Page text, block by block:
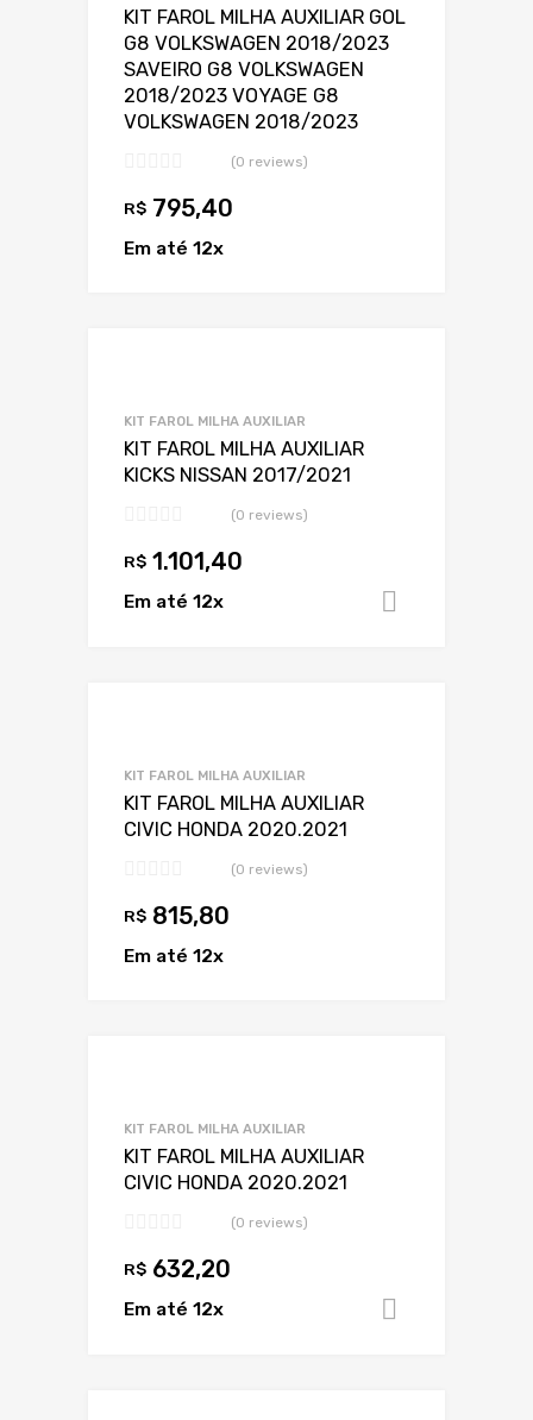
KIT FAROL MILHA AUXILIAR GOL
G8 VOLKSWAGEN 2018/2023
SAVEIRO G8 VOLKSWAGEN
2018/2023 VOYAGE G8
VOLKSWAGEN 2018/2023
(0 reviews)
R$ 795,40
Em até 12x
KIT FAROL MILHA AUXILIAR
KIT FAROL MILHA AUXILIAR
KICKS NISSAN 2017/2021
(0 reviews)
R$ 1.101,40
Em até 12x
KIT FAROL MILHA AUXILIAR
KIT FAROL MILHA AUXILIAR
CIVIC HONDA 2020.2021
(0 reviews)
R$ 815,80
Em até 12x
KIT FAROL MILHA AUXILIAR
KIT FAROL MILHA AUXILIAR
CIVIC HONDA 2020.2021
(0 reviews)
R$ 632,20
Em até 12x